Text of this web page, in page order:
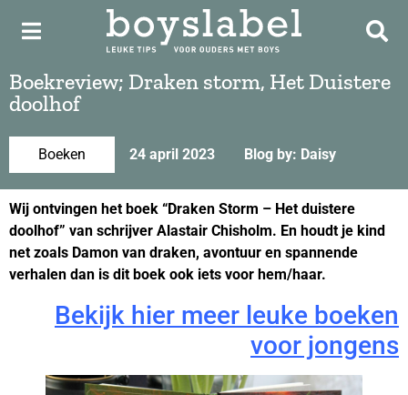
Boekreview; Draken storm, Het Duistere
doolhof
Boeken 24 april 2023 Blog by: Daisy
Wij ontvingen het boek “Draken Storm – Het duistere
doolhof” van schrijver Alastair Chisholm. En houdt je kind
net zoals Damon van draken, avontuur en spannende
verhalen dan is dit boek ook iets voor hem/haar.
Bekijk hier meer leuke boeken
voor jongens